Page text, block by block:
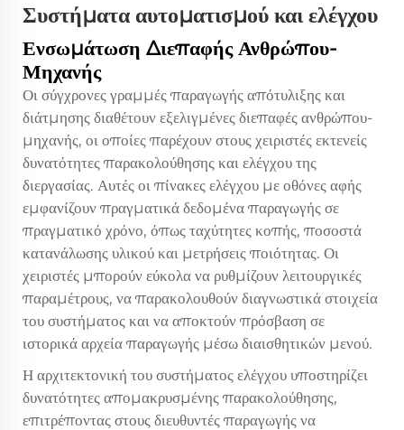
Συστήματα αυτοματισμού και ελέγχου
Ενσωμάτωση Διεπαφής Ανθρώπου-
Μηχανής
Οι σύγχρονες γραμμές παραγωγής απότυλιξης και
διάτμησης διαθέτουν εξελιγμένες διεπαφές ανθρώπου-
μηχανής, οι οποίες παρέχουν στους χειριστές εκτενείς
δυνατότητες παρακολούθησης και ελέγχου της
διεργασίας. Αυτές οι πίνακες ελέγχου με οθόνες αφής
εμφανίζουν πραγματικά δεδομένα παραγωγής σε
πραγματικό χρόνο, όπως ταχύτητες κοπής, ποσοστά
κατανάλωσης υλικού και μετρήσεις ποιότητας. Οι
χειριστές μπορούν εύκολα να ρυθμίζουν λειτουργικές
παραμέτρους, να παρακολουθούν διαγνωστικά στοιχεία
του συστήματος και να αποκτούν πρόσβαση σε
ιστορικά αρχεία παραγωγής μέσω διαισθητικών μενού.
Η αρχιτεκτονική του συστήματος ελέγχου υποστηρίζει
δυνατότητες απομακρυσμένης παρακολούθησης,
επιτρέποντας στους διευθυντές παραγωγής να